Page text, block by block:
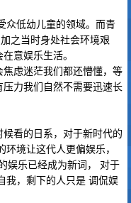
众低幼儿童的领域。而青
之当时身处社会环境艰
意娱乐生活。
虑迷茫我们都还懵懂，等
力我们自然不需要迅速长
看的日系，对于新时代的
境让这代人更偏娱乐，
娱乐已经成为新词， 对于
我，剩下的人只是 调侃娱